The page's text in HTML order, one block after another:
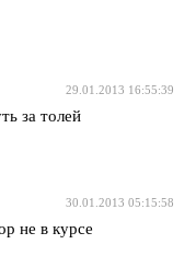
29.01.2013 16:55:39
за толей
30.01.2013 05:15:58
не в курсе